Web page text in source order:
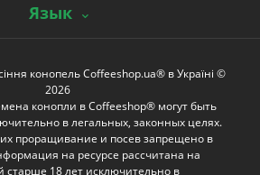
Язык
конопель Coffeeshop.ua® в Україні ©
2026
конопли в Coffeeshop® могут быть
в легальных, законных целях.
проращивание и посев запрещено в
на ресурсе рассчитана на
старше 18 лет исключительно в